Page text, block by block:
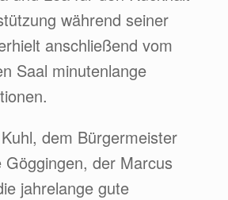
während seiner
anschließend vom
Saal minutenlange
dem Bürgermeister
der Marcus
jahrelange gute